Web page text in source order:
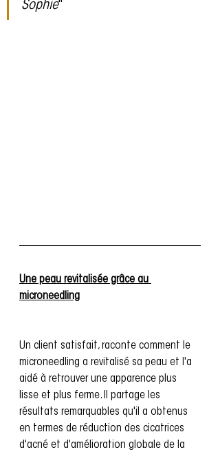
Sophie"
Une peau revitalisée grâce au
microneedling
Un client satisfait, raconte comment le
microneedling a revitalisé sa peau et l'a
aidé à retrouver une apparence plus
lisse et plus ferme. Il partage les
résultats remarquables qu'il a obtenus
en termes de réduction des cicatrices
d'acné et d'amélioration globale de la